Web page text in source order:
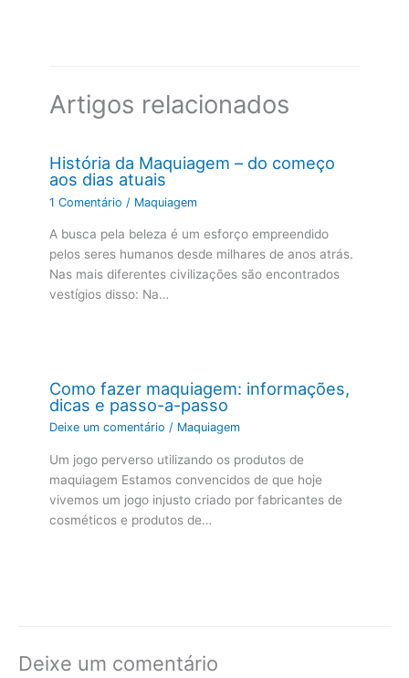
Artigos relacionados
História da Maquiagem – do começo
aos dias atuais
1 Comentário / Maquiagem
A busca pela beleza é um esforço empreendido
pelos seres humanos desde milhares de anos atrás.
Nas mais diferentes civilizações são encontrados
vestígios disso: Na…
Como fazer maquiagem: informações,
dicas e passo-a-passo
Deixe um comentário / Maquiagem
Um jogo perverso utilizando os produtos de
maquiagem Estamos convencidos de que hoje
vivemos um jogo injusto criado por fabricantes de
cosméticos e produtos de…
Deixe um comentário